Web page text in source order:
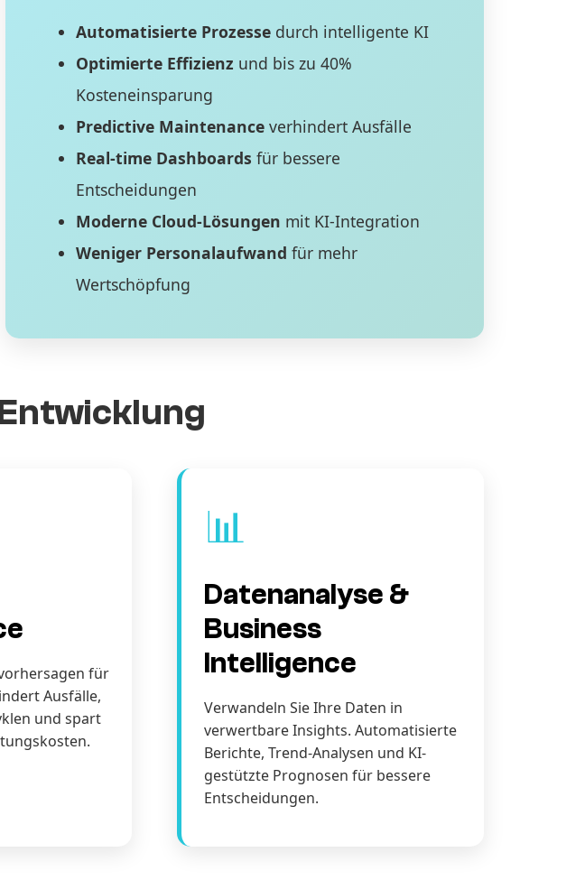
Automatisierte Prozessedurch intelligente KI
Optimierte Effizienz und bis zu 40%
Kosteneinsparung
Predictive Maintenanceverhindert Ausfälle
Real-time Dashboards für bessere
Entscheidungen
Moderne Cloud-Lösungen mit KI-Integration
Weniger Personalaufwand für mehr
Wertschöpfung
für
Ausfälle,
und spart
📊
Datenanalyse &
Business
Intelligence
Verwandeln Sie Ihre Daten in
verwertbare Insights. Automatisierte
Berichte, Trend-Analysen und KI-
gestützte Prognosen für bessere
Entscheidungen.